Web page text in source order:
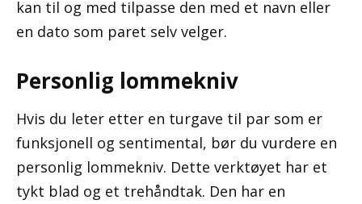
kan til og med tilpasse den med et navn eller
en dato som paret selv velger.
Personlig lommekniv
Hvis du leter etter en turgave til par som er
funksjonell og sentimental, bør du vurdere en
personlig lommekniv. Dette verktøyet har et
tykt blad og et trehåndtak. Den har en